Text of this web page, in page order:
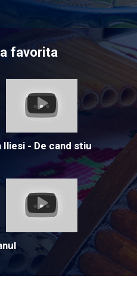
favorita
Iliesi - De cand stiu